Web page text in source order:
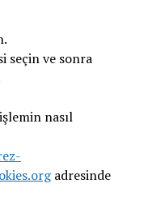
seçin ve sonra
nasıl
adresinde